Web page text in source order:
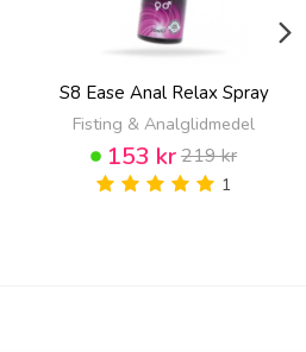
S8 Ease Anal Relax Spray
Fisting & Analglidmedel
153 kr219 kr
1